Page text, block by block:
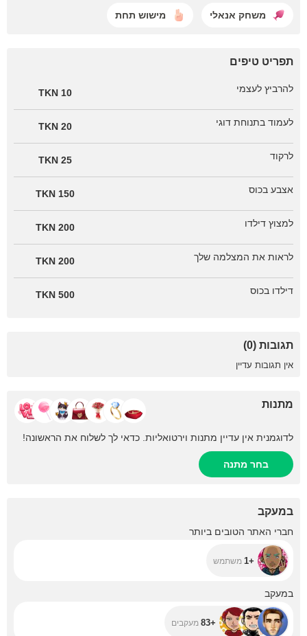
משחק אנאלי מישוש תחת
תפריט טיפים
להרביץ לעצמי 10 TKN
לעמוד בתנוחת דוגי 20 TKN
לרקוד 25 TKN
אצבע בכוס 150 TKN
למצוץ דילדו 200 TKN
לראות את המצלמה שלך 200 TKN
דילדו בכוס 500 TKN
תגובות (0)
אין תגובות עדיין
מתנות
לדוגמנית אין עדיין מתנות וירטואליות. כדאי לך לשלוח את הראשונה!
בחר מתנה
במעקב
חברי האתר הטובים ביותר
+1
+1 משתמש
במעקב
+83 מעקבים